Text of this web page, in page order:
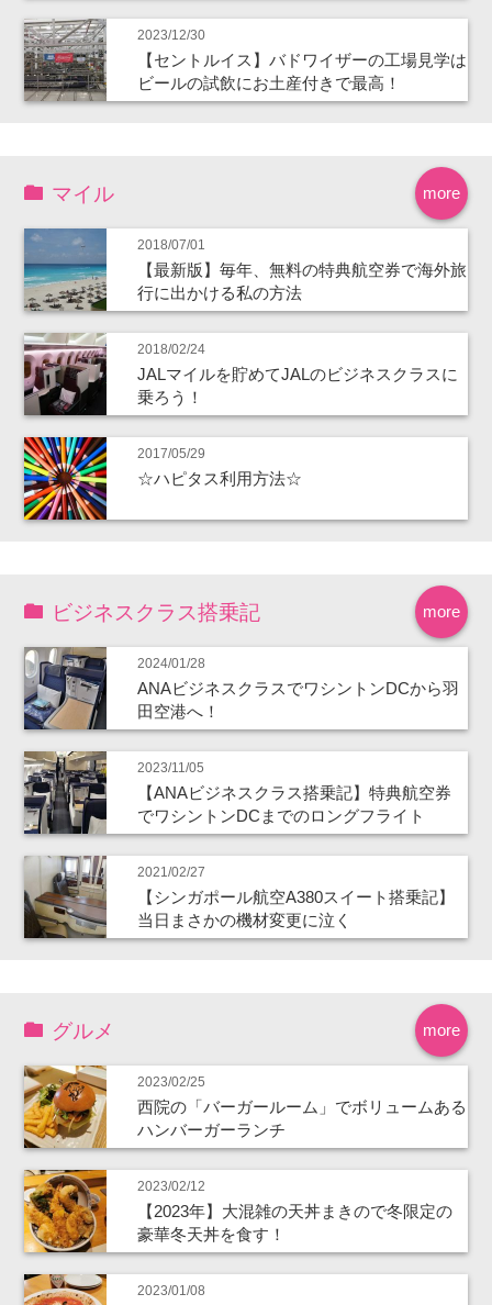
2023/12/30
【セントルイス】バドワイザーの工場見学は
ビールの試飲にお土産付きで最高！
more
マイル
2018/07/01
【最新版】毎年、無料の特典航空券で海外旅
行に出かける私の方法
2018/02/24
JALマイルを貯めてJALのビジネスクラスに
乗ろう！
2017/05/29
☆ハピタス利用方法☆
more
ビジネスクラス搭乗記
2024/01/28
ANAビジネスクラスでワシントンDCから羽
田空港へ！
2023/11/05
【ANAビジネスクラス搭乗記】特典航空券
でワシントンDCまでのロングフライト
2021/02/27
【シンガポール航空A380スイート搭乗記】
当日まさかの機材変更に泣く
more
グルメ
2023/02/25
西院の「バーガールーム」でボリュームある
ハンバーガーランチ
2023/02/12
【2023年】大混雑の天丼まきので冬限定の
豪華冬天丼を食す！
2023/01/08